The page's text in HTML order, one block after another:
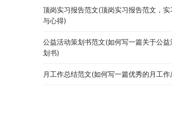
顶岗实习报告范文(顶岗实习报告范文，实
与心得)
公益活动策划书范文(如何写一篇关于公益
划书)
月工作总结范文(如何写一篇优秀的月工作